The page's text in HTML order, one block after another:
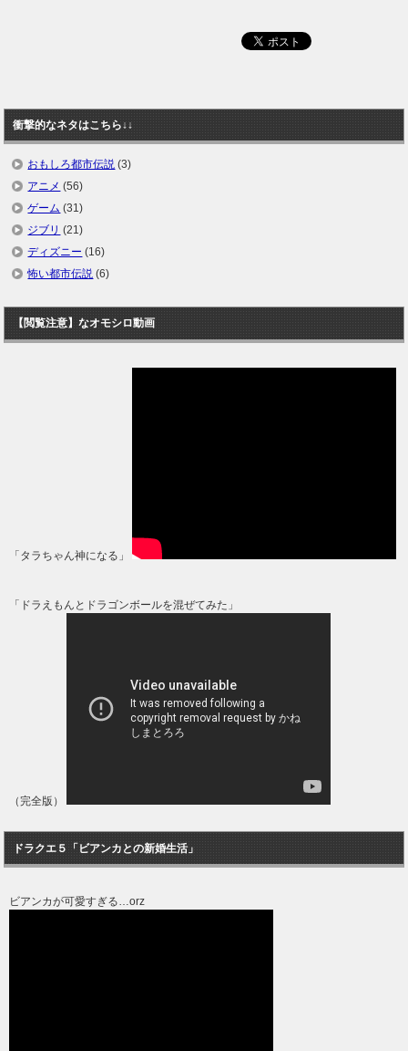
衝撃的なネタはこちら↓↓
おもしろ都市伝説 (3)
アニメ (56)
ゲーム (31)
ジブリ (21)
ディズニー (16)
怖い都市伝説 (6)
【閲覧注意】なオモシロ動画
「タラちゃん神になる」
「ドラえもんとドラゴンボールを混ぜてみた」
（完全版）
ドラクエ５「ビアンカとの新婚生活」
ビアンカが可愛すぎる…orz